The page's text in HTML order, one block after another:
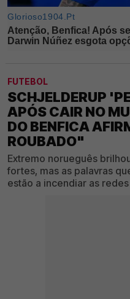
FUTEBOL
SCHJELDERUP
APÓS CAIR NO
DO BENFICA
ROUBADO"
Extremo norueguês
fortes, mas as palavras
estão a incendiar as